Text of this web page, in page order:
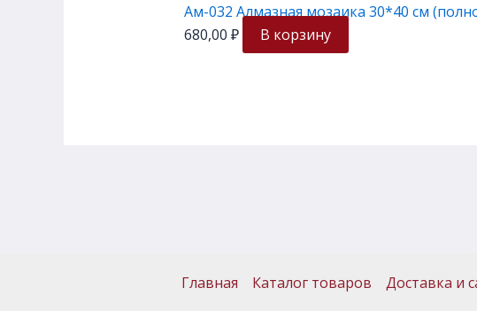
Ам-032 Алмазная мозаика 30*40 см
680,00 ₽ В корзину
Главная Каталог товаров Доставка и